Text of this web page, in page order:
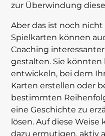
zur Überwindung
Aber das ist noch nicht
Spielkarten können
Coaching
gestalten. Sie könnten
entwickeln, bei dem
Karten erstellen oder
bestimmten
eine Geschichte zu
lösen. Auf diese
dazu ermutigen, aktiv